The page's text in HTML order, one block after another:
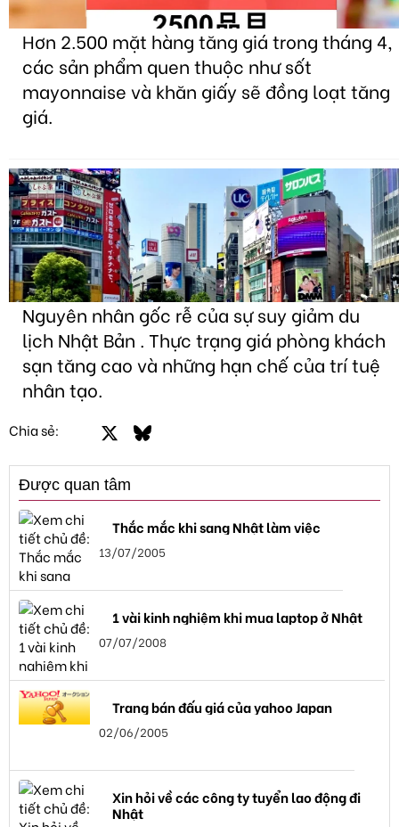
Hơn 2.500 mặt hàng tăng giá trong tháng 4,
các sản phẩm quen thuộc như sốt
mayonnaise và khăn giấy sẽ đồng loạt tăng
giá.
Nguyên nhân gốc rễ của sự suy giảm du
lịch Nhật Bản . Thực trạng giá phòng khách
sạn tăng cao và những hạn chế của trí tuệ
nhân tạo.
Chia sẻ: FacebookBluesky
Được quan tâm
Thắc mắc khi sang Nhật làm việc
13/07/2005
1 vài kinh nghiệm khi mua laptop ở Nhật
07/07/2008
Trang bán đấu giá của yahoo Japan
02/06/2005
Xin hỏi về các công ty tuyển lao động đi
Nhật